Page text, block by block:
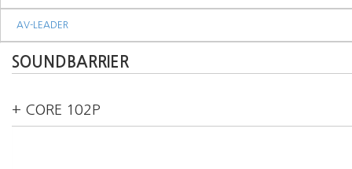
AV-LEADER
SOUNDBARRIER
+ CORE 102P